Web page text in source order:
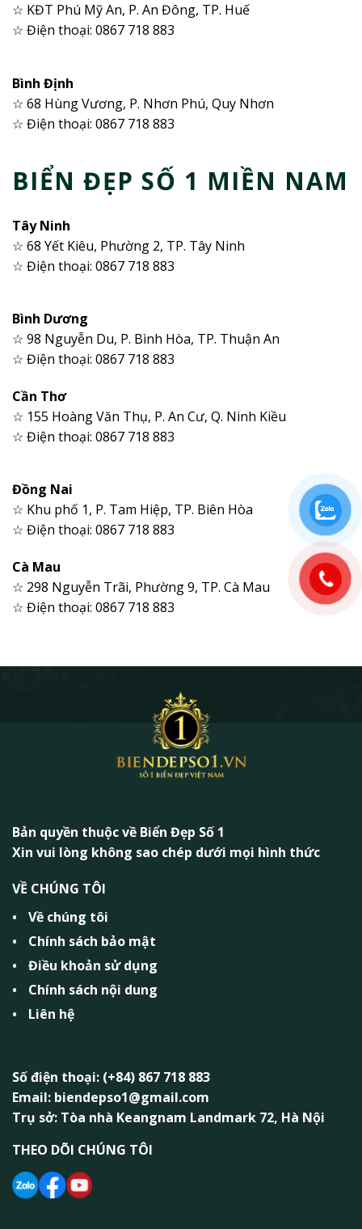
☆ KĐT Phú Mỹ An, P. An Đông, TP. Huế
☆ Điện thoại: 0867 718 883
Bình Định
☆ 68 Hùng Vương, P. Nhơn Phú, Quy Nhơn
☆ Điện thoại: 0867 718 883
BIỂN ĐẸP SỐ 1 MIỀN NAM
Tây Ninh
☆ 68 Yết Kiêu, Phường 2, TP. Tây Ninh
☆ Điện thoại: 0867 718 883
Bình Dương
☆ 98 Nguyễn Du, P. Bình Hòa, TP. Thuận An
☆ Điện thoại: 0867 718 883
Cần Thơ
☆ 155 Hoàng Văn Thụ, P. An Cư, Q. Ninh Kiều
☆ Điện thoại: 0867 718 883
Đồng Nai
☆ Khu phố 1, P. Tam Hiệp, TP. Biên Hòa
☆ Điện thoại: 0867 718 883
Cà Mau
☆ 298 Nguyễn Trãi, Phường 9, TP. Cà Mau
☆ Điện thoại: 0867 718 883
Bản quyền thuộc về Biển Đẹp Số 1
Xin vui lòng không sao chép dưới mọi hình thức
VỀ CHÚNG TÔI
Về chúng tôi
Chính sách bảo mật
Điều khoản sử dụng
Chính sách nội dung
Liên hệ
Số điện thoại: (+84) 867 718 883
Email: biendepso1@gmail.com
Trụ sở: Tòa nhà Keangnam Landmark 72, Hà Nội
THEO DÕI CHÚNG TÔI